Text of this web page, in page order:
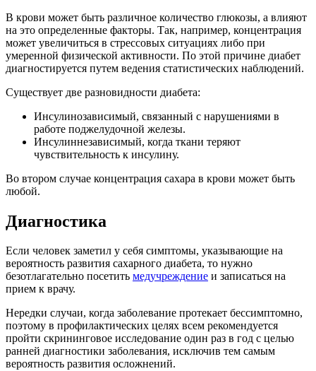
В крови может быть различное количество глюкозы, а влияют
на это определенные факторы. Так, например, концентрация
может увеличиться в стрессовых ситуациях либо при
умеренной физической активности. По этой причине диабет
диагностируется путем ведения статистических наблюдений.
Существует две разновидности диабета:
Инсулинозависимый, связанный с нарушениями в
работе поджелудочной железы.
Инсулиннезависимый, когда ткани теряют
чувствительность к инсулину.
Во втором случае концентрация сахара в крови может быть
любой.
Диагностика
Если человек заметил у себя симптомы, указывающие на
вероятность развития сахарного диабета, то нужно
безотлагательно посетить медучреждение и записаться на
прием к врачу.
Нередки случаи, когда заболевание протекает бессимптомно,
поэтому в профилактических целях всем рекомендуется
пройти скрининговое исследование один раз в год с целью
ранней диагностики заболевания, исключив тем самым
вероятность развития осложнений.